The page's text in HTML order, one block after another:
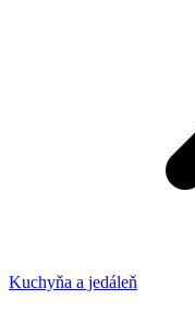
Kuchyňa a jedáleň